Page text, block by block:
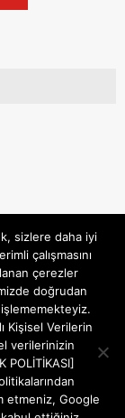
sizlere daha iyi
çalışmasını
çerezler
doğrudan
Kişisel Verilerin
verilerinizin
POLİTİKASI]
etmeniz, Google